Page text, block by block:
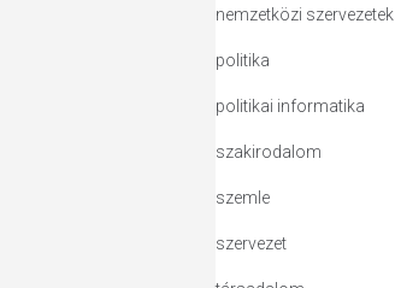
nemzetközi szervezetek
politika
politikai informatika
szakirodalom
szemle
szervezet